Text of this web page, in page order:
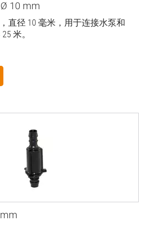
10 mm
直径 10 毫米，用于连接水泵和
米。